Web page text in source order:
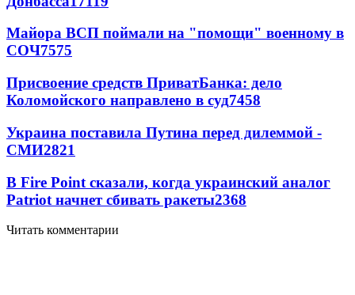
Майора ВСП поймали на "помощи" военному в
СОЧ7575
Присвоение средств ПриватБанка: дело
Коломойского направлено в суд7458
Украина поставила Путина перед дилеммой -
СМИ2821
В Fire Point сказали, когда украинский аналог
Patriot начнет сбивать ракеты2368
Читать комментарии